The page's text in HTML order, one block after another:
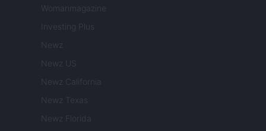
Womanmagazine
Investing Plus
Newz
Newz US
Newz California
Newz Texas
Newz Florida